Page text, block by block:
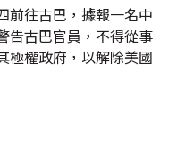
前往古巴，據報一名中
告古巴官員，不得從事
極權政府，以解除美國